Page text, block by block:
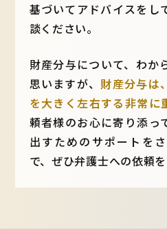
基づいてアドバイスをし
談ください。
財産分与について、わか
思いますが、 財産分与は
を大きく左右する非常に
頼者様のお心に寄り添っ
出すためのサポートを
で、ぜひ弁護士への依頼